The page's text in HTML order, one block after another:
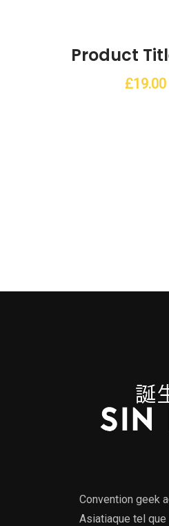
Product
£19.00
Convention geek
Asiatiaque tel